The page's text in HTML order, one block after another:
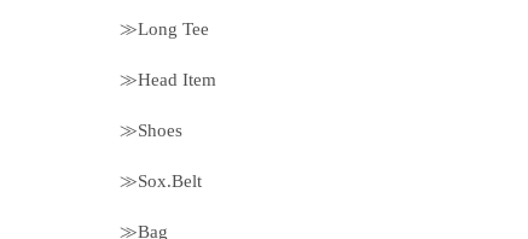
≫Long Tee
≫Head Item
≫Shoes
≫Sox.Belt
≫Bag